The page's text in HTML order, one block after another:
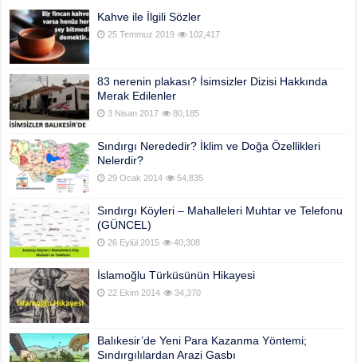
Kahve ile İlgili Sözler
25 Temmuz 2019 102,417
83 nerenin plakası? İsimsizler Dizisi Hakkında
Merak Edilenler
3 Nisan 2017 80,185
Sındırgı Nerededir? İklim ve Doğa Özellikleri
Nelerdir?
29 Ocak 2014 54,835
Sındırgı Köyleri – Mahalleleri Muhtar ve Telefonu
(GÜNCEL)
26 Eylül 2015 40,308
İslamoğlu Türküsünün Hikayesi
22 Ekim 2014 34,370
Balıkesir’de Yeni Para Kazanma Yöntemi;
Sındırgılılardan Arazi Gasbı